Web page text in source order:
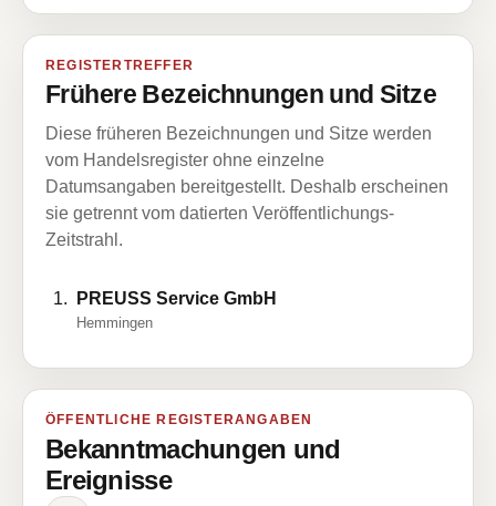
REGISTERTREFFER
Frühere Bezeichnungen und Sitze
Diese früheren Bezeichnungen und Sitze werden
vom Handelsregister ohne einzelne
Datumsangaben bereitgestellt. Deshalb erscheinen
sie getrennt vom datierten Veröffentlichungs-
Zeitstrahl.
PREUSS Service GmbH
Hemmingen
ÖFFENTLICHE REGISTERANGABEN
Bekanntmachungen und
Ereignisse